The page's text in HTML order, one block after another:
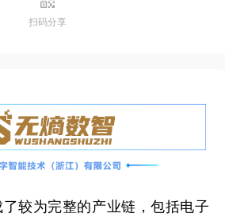
扫码分享
较为完整的产业链，包括电子